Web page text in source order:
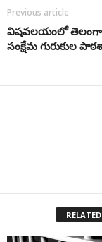
Previous article
విషవలయంలో
సంక్షేమ గురుకుల